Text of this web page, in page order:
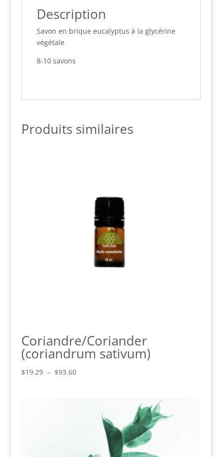
Description
Savon en brique eucalyptus à la glycérine
végétale
8-10 savons
Produits similaires
Coriandre/Coriander
(coriandrum sativum)
$19.29 – $93.60Plage